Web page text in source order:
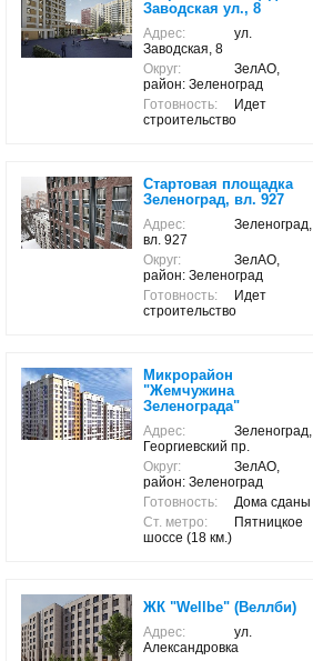
Заводская ул., 8
Адрес:
ул.
Заводская, 8
Округ:
ЗелАО,
район: Зеленоград
Готовность:
Идет
строительство
Стартовая площадка
Зеленоград, вл. 927
Адрес:
Зеленоград,
вл. 927
Округ:
ЗелАО,
район: Зеленоград
Готовность:
Идет
строительство
Микрорайон
"Жемчужина
Зеленограда"
Адрес:
Зеленоград,
Георгиевский пр.
Округ:
ЗелАО,
район: Зеленоград
Готовность:
Дома сданы
Ст. метро:
Пятницкое
шоссе (18 км.)
ЖК "Wellbe" (Веллби)
Адрес:
ул.
Александровка